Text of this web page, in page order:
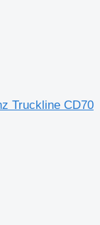
Truckline CD70